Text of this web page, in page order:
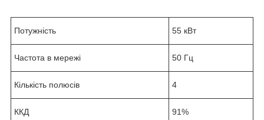
Потужність 55 кВт
Частота в мережі 50 Гц
Кількість полюсів 4
ККД 91%